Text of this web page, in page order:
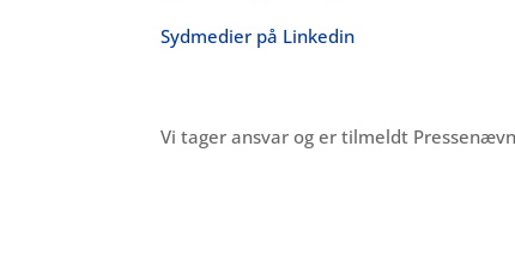
Sydmedier på Linkedin
Vi tager ansvar og er tilmeldt